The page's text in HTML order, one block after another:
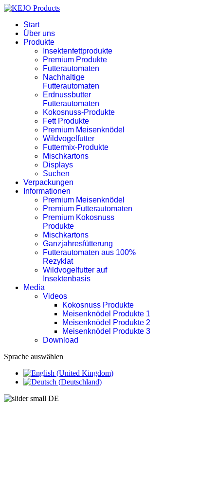
Start
Über uns
Produkte
Insektenfettprodukte
Premium Produkte
Futterautomaten
Nachhaltige
Futterautomaten
Erdnussbutter
Futterautomaten
Kokosnuss-Produkte
Fett Produkte
Premium Meisenknödel
Wildvogelfutter
Futtermix-Produkte
Mischkartons
Displays
Suchen
Verpackungen
Informationen
Premium Meisenknödel
Premium Futterautomaten
Premium Kokosnuss
Produkte
Mischkartons
Ganzjahresfütterung
Futterautomaten aus 100%
Rezyklat
Wildvogelfutter auf
Insektenbasis
Media
Videos
Kokosnuss Produkte
Meisenknödel Produkte 1
Meisenknödel Produkte 2
Meisenknödel Produkte 3
Download
Sprache auswählen